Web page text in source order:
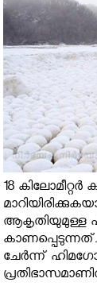
18
ആകൃതിയുമുള്ള
ചേര്‍ന്ന്